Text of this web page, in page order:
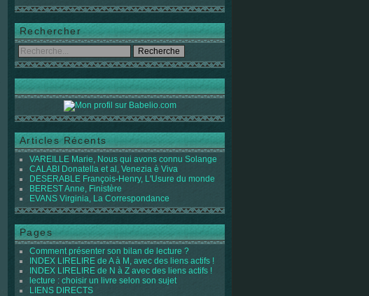
Rechercher
Articles Récents
VAREILLE Marie, Nous qui avons connu Solange
CALABI Donatella et al, Venezia è Viva
DESERABLE François-Henry, L'Usure du monde
BEREST Anne, Finistère
EVANS Virginia, La Correspondance
Pages
Comment présenter son bilan de lecture ?
INDEX LIRELIRE de A à M, avec des liens actifs !
INDEX LIRELIRE de N à Z avec des liens actifs !
lecture : choisir un livre selon son sujet
LIENS DIRECTS